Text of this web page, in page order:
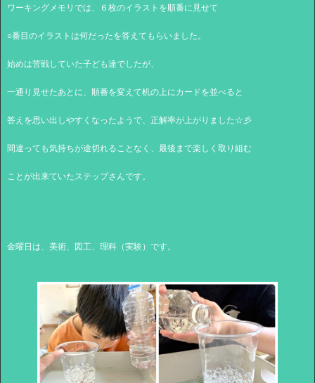
ワーキングメモリでは、６枚のイラストを順番に見せて
○番目のイラストは何だったを答えてもらいました。
始めは苦戦していた子ども達でしたが、
一通り見せたあとに、順番を変えて机の上にカードを並べると
答えを思い出しやすくなったようで、正解率が上がりました☆彡
間違っても気持ちが途切れることなく、最後まで楽しく取り組む
ことが出来ていたステップさんです。
金曜日は、美術、図工、理科（実験）です。